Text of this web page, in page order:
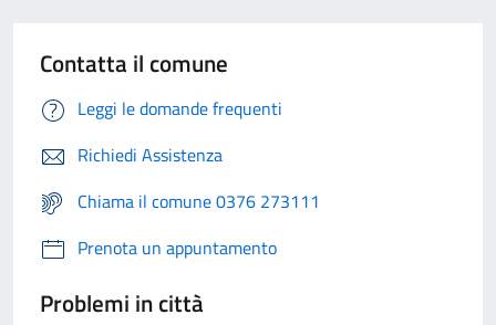
Contatta il comune
Leggi le domande frequenti
Richiedi Assistenza
Chiama il comune 0376 273111
Prenota un appuntamento
Problemi in città